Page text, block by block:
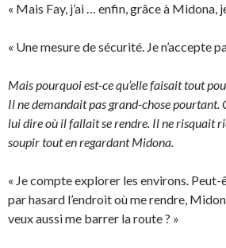
« Mais Fay, j’ai … enfin, grâce à Midona,
« Une mesure de sécurité. Je n’accepte
Mais pourquoi est-ce qu’elle faisait tout
Il ne demandait pas grand-chose pourtant.
lui dire où il fallait se rendre. Il ne risquait
soupir tout en regardant Midona.
« Je compte explorer les environs.
par hasard l’endroit où me rendre,
veux aussi me barrer la route ? »